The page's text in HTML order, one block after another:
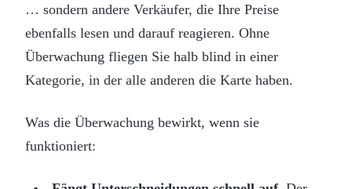
… sondern andere Verkäufer, die Ihre Preise
ebenfalls lesen und darauf reagieren. Ohne
Überwachung fliegen Sie halb blind in einer
Kategorie, in der alle anderen die Karte haben.
Was die Überwachung bewirkt, wenn sie
funktioniert: